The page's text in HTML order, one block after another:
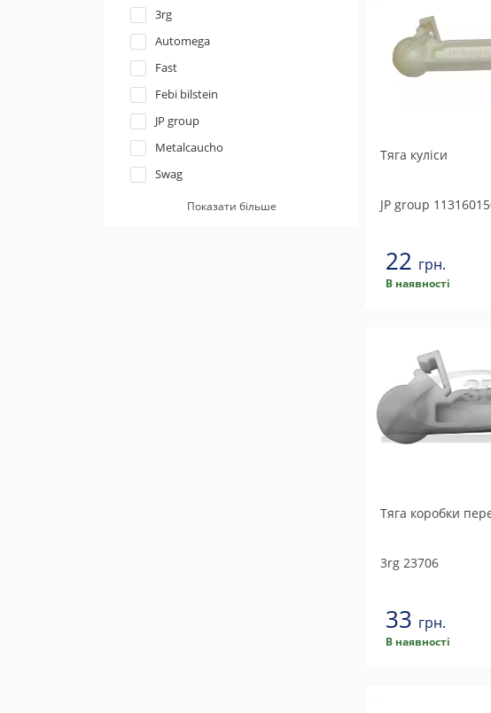
3rg
Automega
Fast
Febi bilstein
JP group
Metalcaucho
Swag
Topran / Hans Pries
Показати більше
Тяга куліси
JP group
22 грн.
В наявності
Тяга коробки
3rg 23706
33 грн.
В наявності